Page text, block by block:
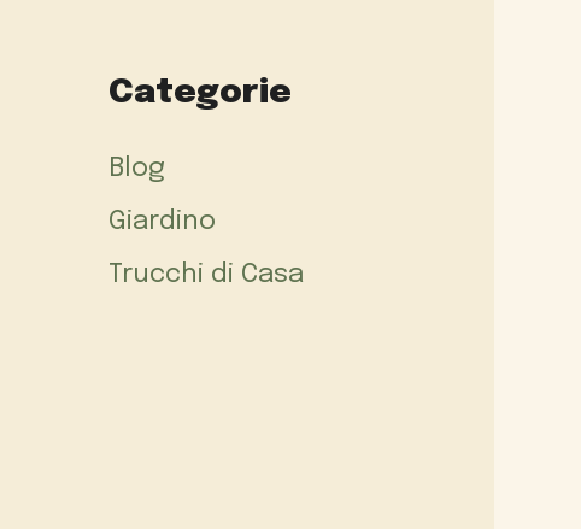
Categorie
Blog
Giardino
Trucchi di Casa